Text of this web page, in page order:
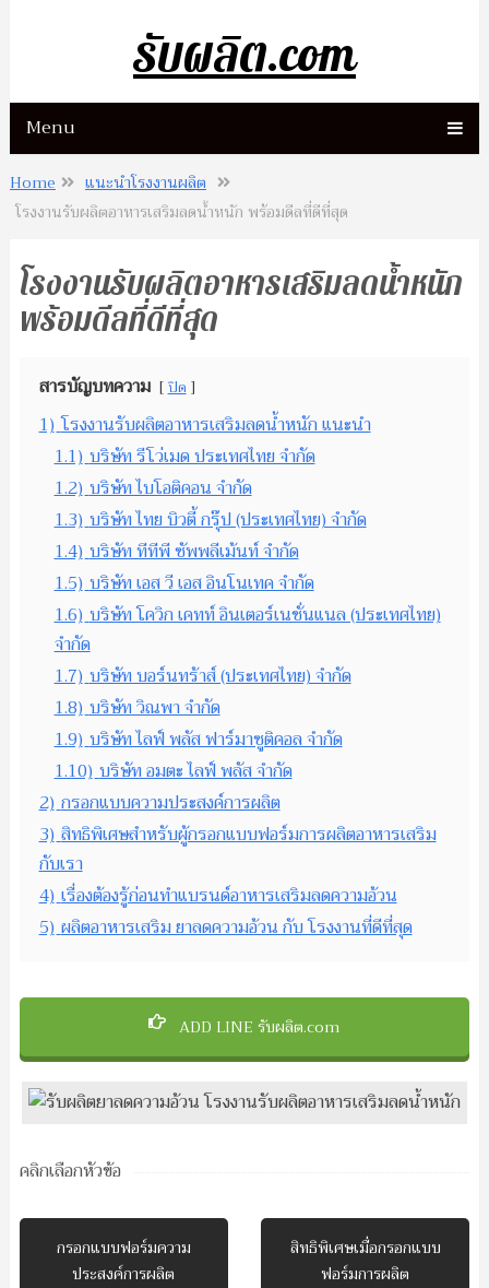
รับผลิต.com
Menu
Home
แนะนำโรงงานผลิต
โรงงานรับผลิตอาหารเสริมลดน้ำหนัก พร้อมดีลที่ดีที่สุด
โรงงานรับผลิตอาหารเสริมลดน้ำหนัก
พร้อมดีลที่ดีที่สุด
สารบัญบทความ ปิด
1) โรงงานรับผลิตอาหารเสริมลดน้ำหนัก แนะนำ
1.1) บริษัท รีโว่เมด ประเทศไทย จำกัด
1.2) บริษัท ไบโอติคอน จำกัด
1.3) บริษัท ไทย บิวตี้ กรุ๊ป (ประเทศไทย) จำกัด
1.4) บริษัท ทีทีพี ซัพพลีเม้นท์ จำกัด
1.5) บริษัท เอส วี เอส อินโนเทค จำกัด
1.6) บริษัท โควิก เคทท์ อินเตอร์เนชั่นแนล (ประเทศไทย)
จำกัด
1.7) บริษัท บอร์นทร้าส์ (ประเทศไทย) จำกัด
1.8) บริษัท วิณพา จำกัด
1.9) บริษัท ไลฟ์ พลัส ฟาร์มาซูติคอล จำกัด
1.10) บริษัท อมตะ ไลฟ์ พลัส จำกัด
2) กรอกแบบความประสงค์การผลิต
3) สิทธิพิเศษสำหรับผู้กรอกแบบฟอร์มการผลิตอาหารเสริม
กับเรา
4) เรื่องต้องรู้ก่อนทำแบรนด์อาหารเสริมลดความอ้วน
5) ผลิตอาหารเสริม ยาลดความอ้วน กับ โรงงานที่ดีที่สุด
ADD LINE รับผลิต.com
คลิกเลือกหัวข้อ
กรอกแบบฟอร์มความ
ประสงค์การผลิต
สิทธิพิเศษเมื่อกรอกแบบ
ฟอร์มการผลิต